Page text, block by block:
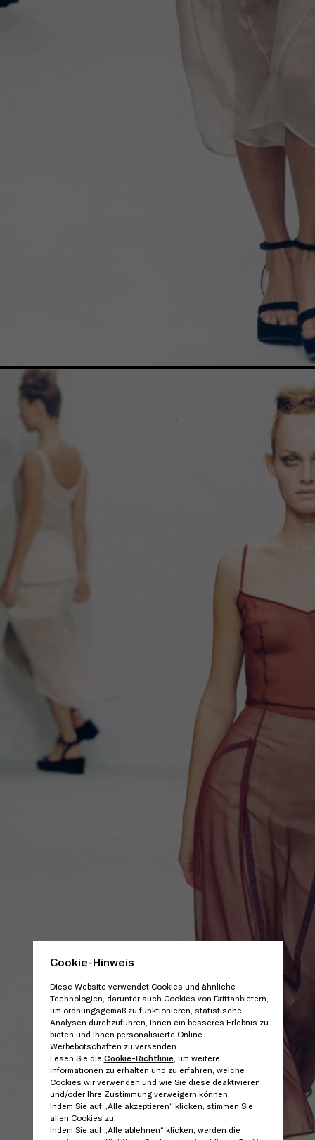
Cookie-Hinweis
Diese Website verwendet Cookies und ähnliche
Technologien, darunter auch Cookies von Drittanbietern,
um ordnungsgemäß zu funktionieren, statistische
Analysen durchzuführen, Ihnen ein besseres Erlebnis zu
bieten und Ihnen personalisierte Online-
Werbebotschaften zu versenden.
Lesen Sie die Cookie-Richtlinie, um weitere
Informationen zu erhalten und zu erfahren, welche
Cookies wir verwenden und wie Sie diese deaktivieren
und/oder Ihre Zustimmung verweigern können.
Indem Sie auf „Alle akzeptieren“ klicken, stimmen Sie
allen Cookies zu.
Indem Sie auf „Alle ablehnen“ klicken, werden die